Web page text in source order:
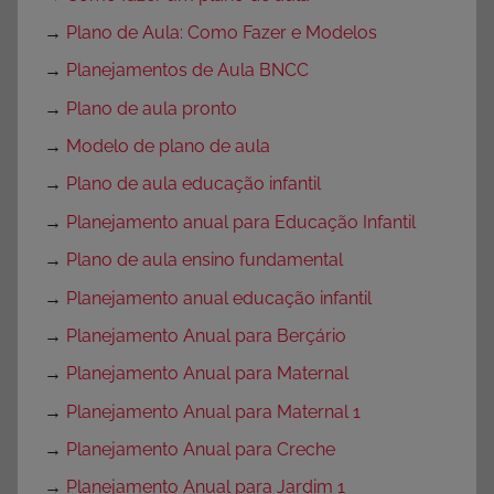
→ Plano de Aula: Como Fazer e Modelos
→ Planejamentos de Aula BNCC
→ Plano de aula pronto
→ Modelo de plano de aula
→ Plano de aula educação infantil
→ Planejamento anual para Educação Infantil
→ Plano de aula ensino fundamental
→ Planejamento anual educação infantil
→ Planejamento Anual para Berçário
→ Planejamento Anual para Maternal
→ Planejamento Anual para Maternal 1
→ Planejamento Anual para Creche
→ Planejamento Anual para Jardim 1